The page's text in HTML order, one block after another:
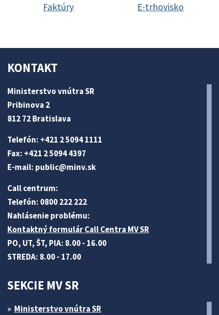
Faktúry E-trhovisko
KONTAKT
Ministerstvo vnútra SR
Pribinova 2
812 72 Bratislava
Telefón: +421 2 5094 1111
Fax: +421 2 5094 4397
E-mail: public@minv.sk
Call centrum:
Telefón: 0800 222 222
Nahlásenie problému:
Kontaktný formulár Call Centra MV SR
PO, UT, ŠT, PIA: 8.00 - 16.00
STREDA: 8.00 - 17.00
SEKCIE MV SR
Ministerstvo vnútra SR